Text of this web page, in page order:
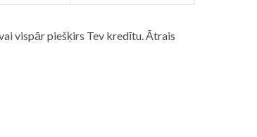
vispār piešķirs Tev kredītu. Ātrais